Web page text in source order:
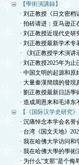
【學術演講録】
· 刘正教授《日文密档
· 拍砖请进：亚马逊正
· 刘正教授近现代史研
· 刘正教授最新学术专
· 《刘正教授学术演讲
· 刘正教授2025年为止
· 中国文明的起源和原
· 大量秦漢簡牘的發現
· 劉正教授最新日語學
· 造成周恩来和毛泽东
【《国际汉学史研究》
· 沉痛悼念本学会名誉
· 台湾《国文天地》
· 我在哈佛大学访问和
· 我在哈佛大學的學
· 为什么“支那”是个侮